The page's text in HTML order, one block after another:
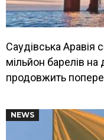
Саудівська Аравія
мільйон барелів
продовжить
NEWS